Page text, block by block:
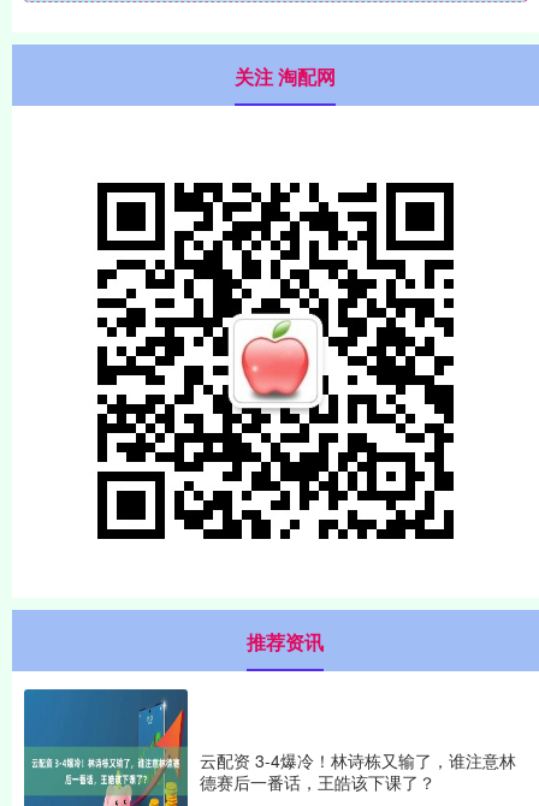
关注 淘配网
推荐资讯
云配资 3-4爆冷！林诗栋又输了，谁注意林
德赛后一番话，王皓该下课了？